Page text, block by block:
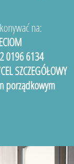
na:
0196 6134
SZCZEGÓŁOWY
porządkowym